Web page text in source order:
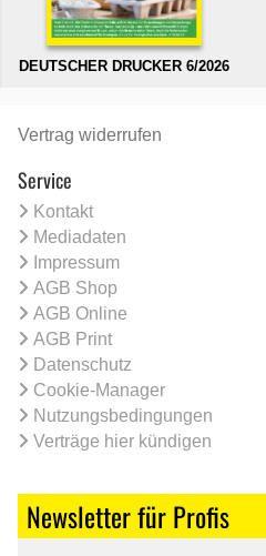
DEUTSCHER DRUCKER 6/2026
Vertrag widerrufen
Service
Kontakt
Mediadaten
Impressum
AGB Shop
AGB Online
AGB Print
Datenschutz
Cookie-Manager
Nutzungsbedingungen
Verträge hier kündigen
Newsletter für Profis